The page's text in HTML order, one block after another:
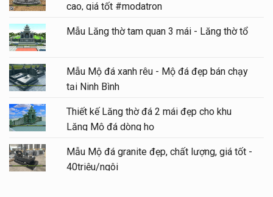
cao, giá tốt #modatron
Mẫu Lăng thờ tam quan 3 mái - Lăng thờ tổ
Mẫu Mộ đá xanh rêu - Mộ đá đẹp bán chạy
tại Ninh Bình
Thiết kế Lăng thờ đá 2 mái đẹp cho khu
Lăng Mộ đá dòng họ
Mẫu Mộ đá granite đẹp, chất lượng, giá tốt -
40triệu/ngôi